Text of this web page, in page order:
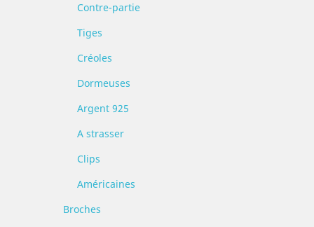
Contre-partie
Tiges
Créoles
Dormeuses
Argent 925
A strasser
Clips
Américaines
Broches